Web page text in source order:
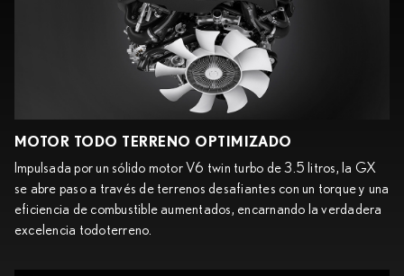
MOTOR TODO TERRENO OPTIMIZADO
Impulsada por un sólido motor V6 twin turbo de 3.5 litros, la GX
se abre paso a través de terrenos desafiantes con un torque y una
eficiencia de combustible aumentados, encarnando la verdadera
excelencia todoterreno.